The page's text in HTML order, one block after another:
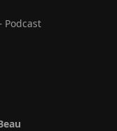
Podcast